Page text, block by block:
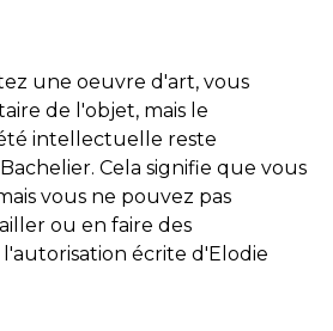
une oeuvre d'art, vous
de l'objet, mais le
intellectuelle reste
Cela signifie que vous
vous ne pouvez pas
ou en faire des
écrite d'Elodie